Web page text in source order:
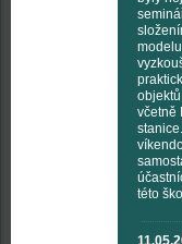
včetně
této